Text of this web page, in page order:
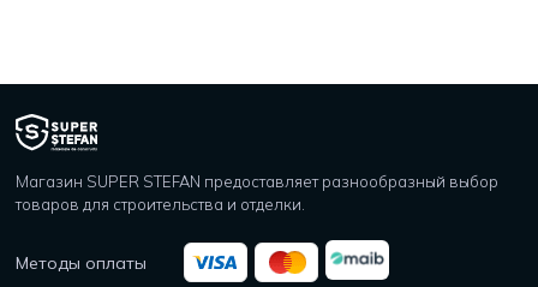
Магазин SUPER STEFAN предоставляет разнообразный выбор
товаров для строительства и отделки.
Методы оплаты